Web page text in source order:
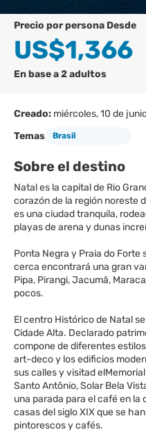
precio por persona Desde
US$1,366
En base a 2 adultos
Creado: miércoles, 10 de
Temas
Brasil
Sobre el destino
Natal es la capital de Rio
corazón de la región noreste
es una ciudad tranquila,
playas de arena y dunas
Ponta Negra y Praia do Forte
cerca encontrará una gran
Pipa, Pirangi, Jacumã,
pocos.
El centro Histórico de Natal
Cidade Alta. Declarado
compone de diferentes
art-deco y los edificios
sus calles y visitad
Santo Antônio, Solar Bela
una parada para el café en
casas del siglo XIX que se
pintorescos y cafés.